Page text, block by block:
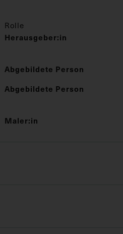
Rolle
Herausgeber:in
Abgebildete Person
Abgebildete Person
Maler:in